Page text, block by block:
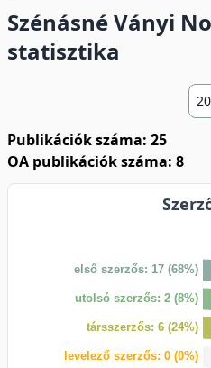
Szénásné Ványi
statisztika
Publikációk száma: 25
OA publikációk száma: 8
első szerzős: 17 (68%)
utolsó szerzős: 2 (8%)
társszerzős: 6 (24%)
levelező szerzős: 0 (0%)